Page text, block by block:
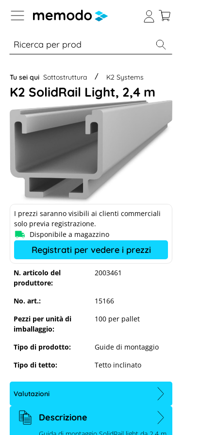
Skip to B2B platform navigation
% Sale Moduli
Tu sei qui Sottostruttura K2 Systems
K2 SolidRail Light, 2,4 m
N. articolo del
produttore:
2003461
No. art.:
15166
Pezzi per unità di
imballaggio:
100 per pallet
Tipo di prodotto:
Guide di montaggio
Tipo di tetto:
Tetto inclinato
I prezzi saranno visibili ai clienti commerciali
solo previa registrazione.
Disponibile a magazzino
Registrati per vedere i prezzi
Valutazioni
Descrizione